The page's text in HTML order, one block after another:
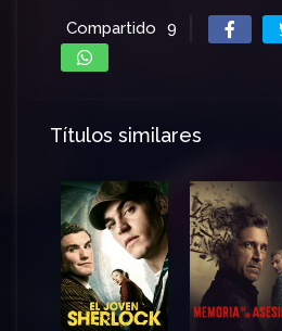
Compartido 9
Títulos similares